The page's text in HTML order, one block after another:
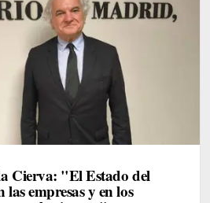
Cierva: "El Estado del
las empresas y en los